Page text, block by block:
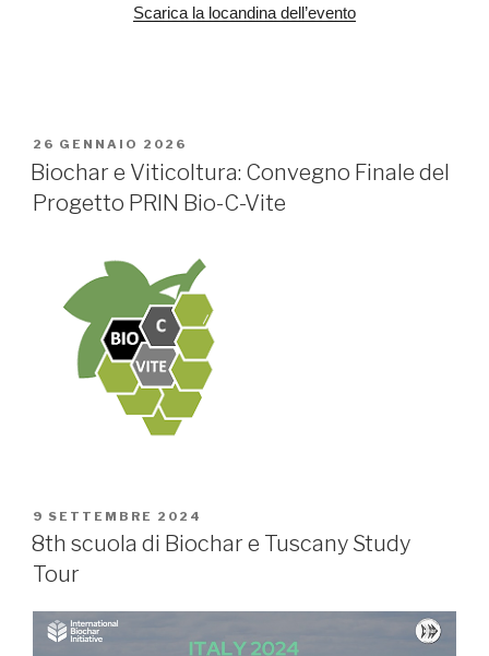
Scarica la locandina dell’evento
PUBBLICATO
IL
26 GENNAIO 2026
Biochar e Viticoltura: Convegno Finale del
Progetto PRIN Bio-C-Vite
PUBBLICATO
IL
9 SETTEMBRE 2024
8th scuola di Biochar e Tuscany Study
Tour